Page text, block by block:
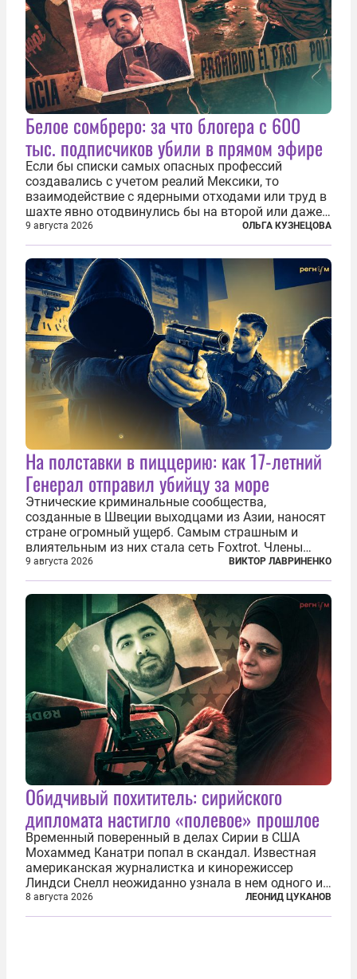
Белое сомбреро: за что блогера с 600
тыс. подписчиков убили в прямом эфире
Если бы списки самых опасных профессий
создавались с учетом реалий Мексики, то
взаимодействие с ядерными отходами или труд в
шахте явно отодвинулись бы на второй или даже
третий план. А вот блогерам, журналистам и
музыкантам пришлось бы выйти вперед. В
Кульякане, столице штата Синалоа, прямо во...
9 августа 2026 ОЛЬГА КУЗНЕЦОВА
На полставки в пиццерию: как 17-летний
Генерал отправил убийцу за море
Этнические криминальные сообщества,
созданные в Швеции выходцами из Азии, наносят
стране огромный ущерб. Самым страшным и
влиятельным из них стала сеть Foxtrot. Члены
этой сети не только убивают и грабят шведов,
подсаживают их на наркотики, но и совершают
нечто еще даже более страшное — массово...
9 августа 2026 ВИКТОР ЛАВРИНЕНКО
Обидчивый похититель: сирийского
дипломата настигло «полевое» прошлое
Временный поверенный в делах Сирии в США
Мохаммед Канатри попал в скандал. Известная
американская журналистка и кинорежиссер
Линдси Снелл неожиданно узнала в нем одного из
бандитов, похитивших ее в сирийском Алеппо в
2016 году. Журналистка убеждена, что Канатри, в
8 августа 2026 ЛЕОНИД ЦУКАНОВ